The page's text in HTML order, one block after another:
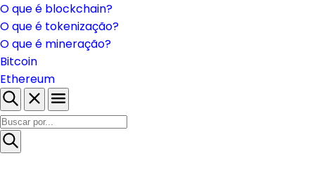
O que é blockchain?
O que é tokenização?
O que é mineração?
Bitcoin
Ethereum